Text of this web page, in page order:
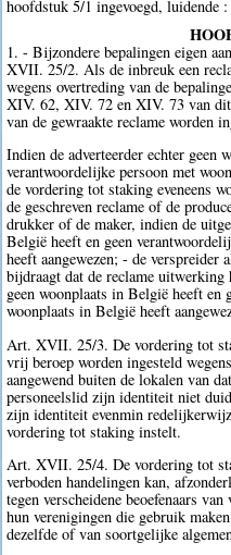
hoofdstuk 5/1 ingevoegd, luidende
1. - Bijzondere bepalingen eigen
XVII. 25/2. Als de inbreuk een
wegens overtreding van de
XIV. 62, XIV. 72 en XIV. 73 van dit
van de gewraakte reclame worden
Indien de adverteerder echter geen
verantwoordelijke persoon met
de vordering tot staking eveneens
de geschreven reclame of de
drukker of de maker, indien de
België heeft en geen
heeft aangewezen; - de verspreider
bijdraagt dat de reclame
geen woonplaats in België heeft en
woonplaats in België heeft
Art. XVII. 25/3. De vordering tot
vrij beroep worden ingesteld
aangewend buiten de lokalen van
personeelslid zijn identiteit niet
zijn identiteit evenmin
vordering tot staking instelt.
Art. XVII. 25/4. De vordering tot
verboden handelingen kan,
tegen verscheidene beoefenaars
hun verenigingen die gebruik
dezelfde of van soortgelijke